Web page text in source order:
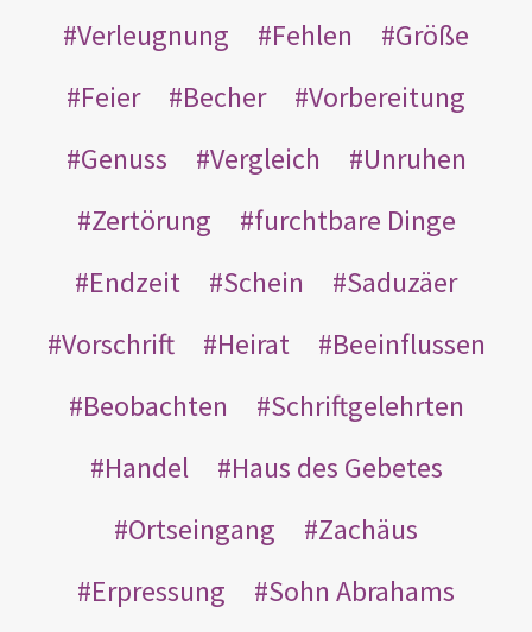
Verleugnung Fehlen
Größe
Feier
Becher
Vorbereitung
Genuss
Vergleich
Unruhen
Zertörung
furchtbare Dinge
Endzeit
Schein
Saduzäer
Vorschrift
Heirat
Beeinflussen
Beobachten
Schriftgelehrten
Handel
Haus des Gebetes
Ortseingang
Zachäus
Erpressung
Sohn Abrahams